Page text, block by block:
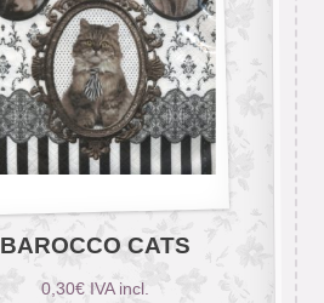
BAROCCO CATS
0,30€ IVA incl.